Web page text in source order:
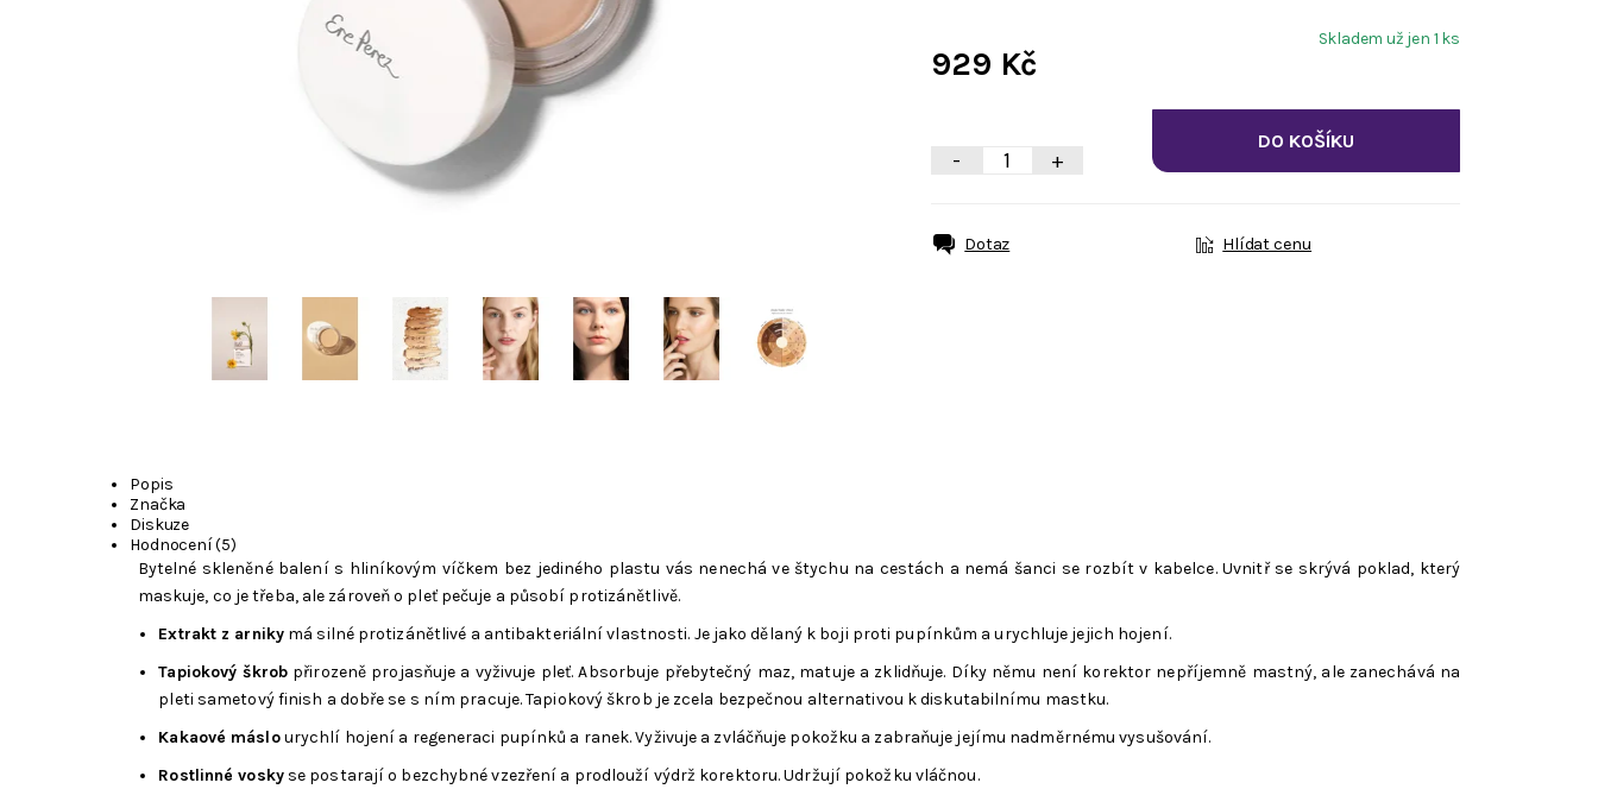
Skladem už jen 1 ks
929 Kč
- +
Dotaz Hlídat cenu
Popis
Značka
Diskuze
Hodnocení (5)
Bytelné skleněné balení s hliníkovým víčkem bez jediného plastu vás nenechá ve štychu na cestách a nemá šanci se rozbít v kabelce. Uvnitř se skrývá poklad, který
maskuje, co je třeba, ale zároveň o pleť pečuje a působí protizánětlivě.
Extrakt z arniky má silné protizánětlivé a antibakteriální vlastnosti. Je jako dělaný k boji proti pupínkům a urychluje jejich hojení.
Tapiokový škrobpřirozeně projasňuje a vyživuje pleť. Absorbuje přebytečný maz, matuje a zklidňuje. Díky němu není korektor nepříjemně mastný, ale zanechává na
pleti sametový finish a dobře se s ním pracuje. Tapiokový škrob je zcela bezpečnou alternativou k diskutabilnímu mastku.
Kakaové máslourychlí hojení a regeneraci pupínků a ranek. Vyživuje a zvláčňuje pokožku a zabraňuje jejímu nadměrnému vysušování.
Rostlinné voskyse postarají o bezchybné vzezření a prodlouží výdrž korektoru. Udržují pokožku vláčnou.